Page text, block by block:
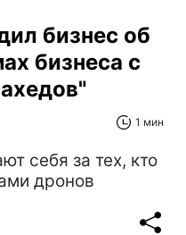
бизнес об
бизнеса с
1 мин
себя за тех, кто
дронов